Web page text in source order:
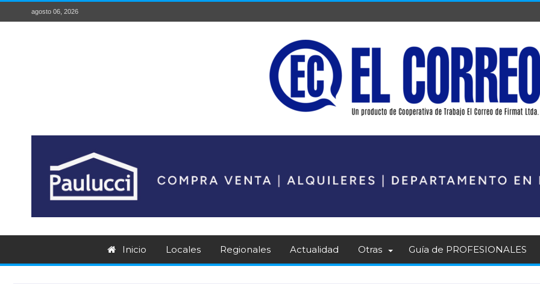
agosto 06, 2026
Inicio Locales Regionales Actualidad Otras Guía de PROFESIONALES